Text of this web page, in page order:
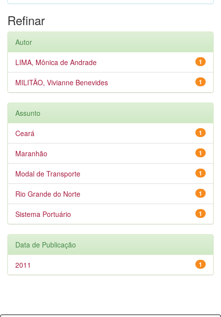
Refinar
Autor
1
LIMA, Mônica de Andrade
1
MILITÃO, Vivianne Benevides
Assunto
1
Ceará
1
Maranhão
1
Modal de Transporte
1
Rio Grande do Norte
1
Sistema Portuário
Data de Publicação
1
2011